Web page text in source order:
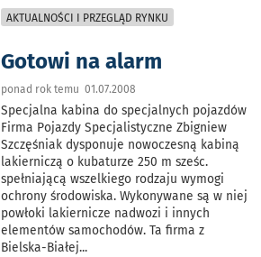
AKTUALNOŚCI I PRZEGLĄD RYNKU
Gotowi na alarm
ponad rok temu 01.07.2008
Specjalna kabina do specjalnych pojazdów
Firma Pojazdy Specjalistyczne Zbigniew
Szczęśniak dysponuje nowoczesną kabiną
lakierniczą o kubaturze 250 m sześc.
spełniającą wszelkiego rodzaju wymogi
ochrony środowiska. Wykonywane są w niej
powłoki lakiernicze nadwozi i innych
elementów samochodów. Ta firma z
Bielska-Białej...